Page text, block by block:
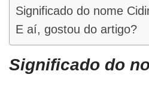
Significado do nome
E aí, gostou do artigo?
Significado do